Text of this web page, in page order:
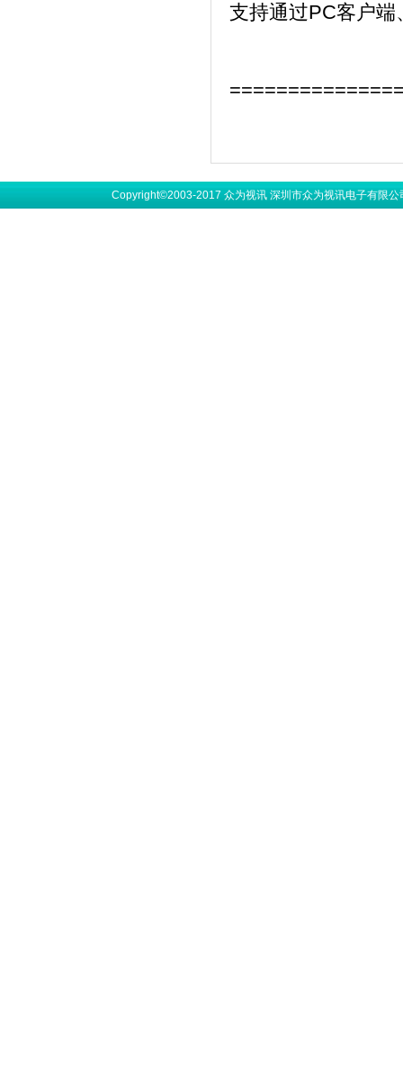
支持通过PC客户
Copyright©2003-2017 众为视讯 深圳市众为视讯电子有限